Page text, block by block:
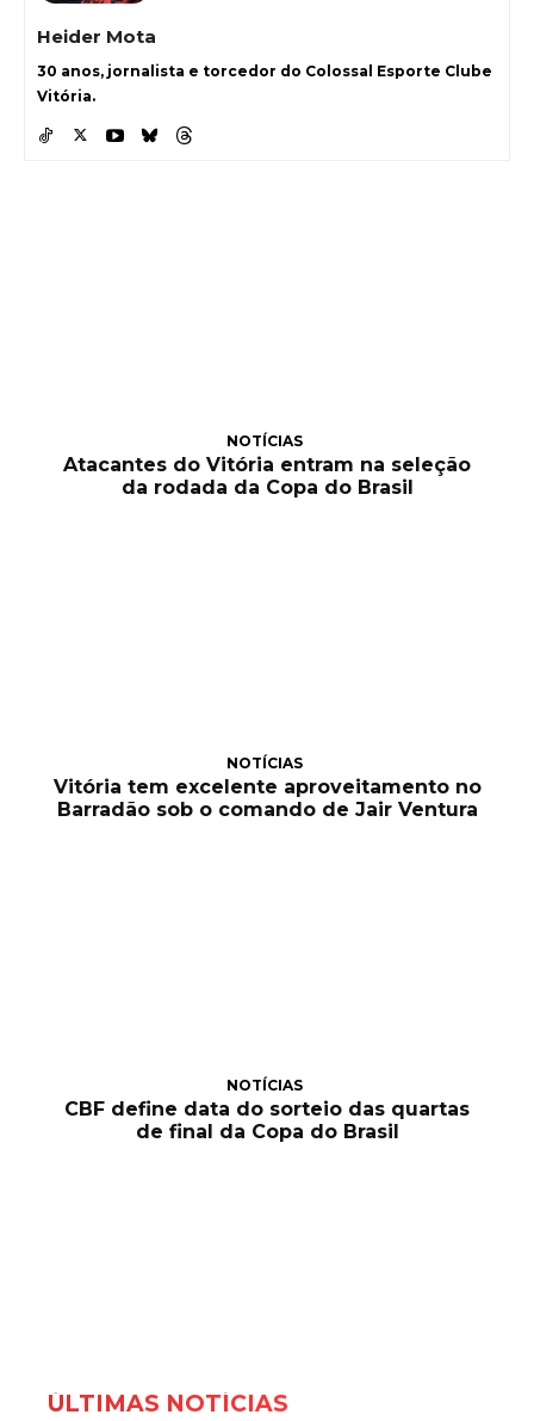
Heider Mota
30 anos, jornalista e torcedor do Colossal Esporte Clube
Vitória.
NOTÍCIAS
Atacantes do Vitória entram na seleção
da rodada da Copa do Brasil
NOTÍCIAS
Vitória tem excelente aproveitamento no
Barradão sob o comando de Jair Ventura
NOTÍCIAS
CBF define data do sorteio das quartas
de final da Copa do Brasil
ÚLTIMAS NOTÍCIAS